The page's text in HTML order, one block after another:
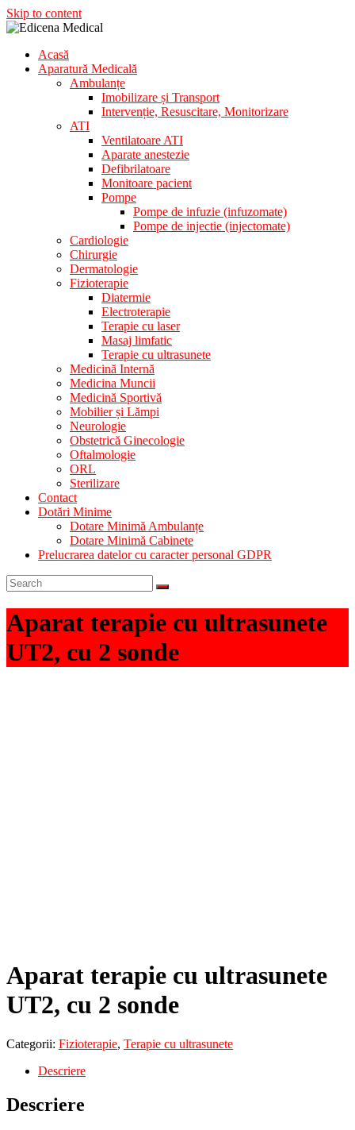
Skip to content
Edicena Medical
Aparatura Medicala
Acasă
Aparatură Medicală
Ambulanțe
Imobilizare și Transport
Intervenție, Resuscitare, Monitorizare
ATI
Ventilatoare ATI
Aparate anestezie
Defibrilatoare
Monitoare pacient
Pompe
Pompe de infuzie (infuzomate)
Pompe de injectie (injectomate)
Cardiologie
Chirurgie
Dermatologie
Fizioterapie
Diatermie
Electroterapie
Terapie cu laser
Masaj limfatic
Terapie cu ultrasunete
Medicină Internă
Medicina Muncii
Medicină Sportivă
Mobilier și Lămpi
Neurologie
Obstetrică Ginecologie
Oftalmologie
ORL
Sterilizare
Contact
Dotări Minime
Dotare Minimă Ambulanțe
Dotare Minimă Cabinete
Prelucrarea datelor cu caracter personal GDPR
Aparat terapie cu ultrasunete
UT2, cu 2 sonde
Aparat terapie cu ultrasunete
UT2, cu 2 sonde
Categorii: Fizioterapie, Terapie cu ultrasunete
Descriere
Descriere